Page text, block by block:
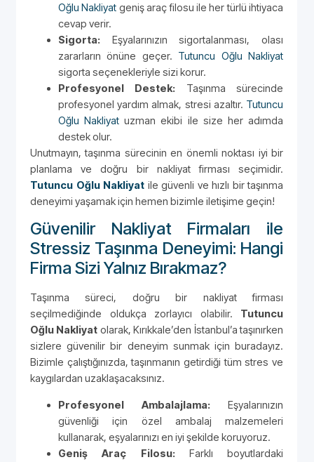
Oğlu Nakliyat geniş araç filosu ile her türlü ihtiyaca
cevap verir.
Sigorta: Eşyalarınızın sigortalanması, olası
zararların önüne geçer. Tutuncu Oğlu Nakliyat
sigorta seçenekleriyle sizi korur.
Profesyonel Destek: Taşınma sürecinde
profesyonel yardım almak, stresi azaltır. Tutuncu
Oğlu Nakliyat uzman ekibi ile size her adımda
destek olur.
Unutmayın, taşınma sürecinin en önemli noktası iyi bir
planlama ve doğru bir nakliyat firması seçimidir.
Tutuncu Oğlu Nakliyat ile güvenli ve hızlı bir taşınma
deneyimi yaşamak için hemen bizimle iletişime geçin!
Güvenilir Nakliyat Firmaları ile
Stressiz Taşınma Deneyimi: Hangi
Firma Sizi Yalnız Bırakmaz?
Taşınma süreci, doğru bir nakliyat firması
seçilmediğinde oldukça zorlayıcı olabilir. Tutuncu
Oğlu Nakliyat olarak, Kırıkkale’den İstanbul’a taşınırken
sizlere güvenilir bir deneyim sunmak için buradayız.
Bizimle çalıştığınızda, taşınmanın getirdiği tüm stres ve
kaygılardan uzaklaşacaksınız.
Profesyonel Ambalajlama: Eşyalarınızın
güvenliği için özel ambalaj malzemeleri
kullanarak, eşyalarınızı en iyi şekilde koruyoruz.
Geniş Araç Filosu: Farklı boyutlardaki